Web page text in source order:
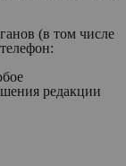
(в том числе
редакции